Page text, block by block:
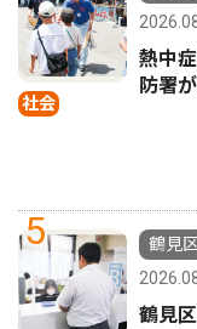
社会
熱中
防署
5
鶴見
鶴見